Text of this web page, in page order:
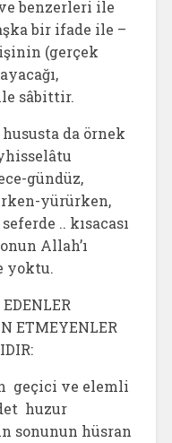
benzerleri ile
bir ifade ile –
(gerçek
sâbittir.
da örnek
gündüz,
yürürken,
.. kısacası
Allah’ı
yoktu.
ETMEYENLER
geçici ve elemli
huzur
sonunun hüsran